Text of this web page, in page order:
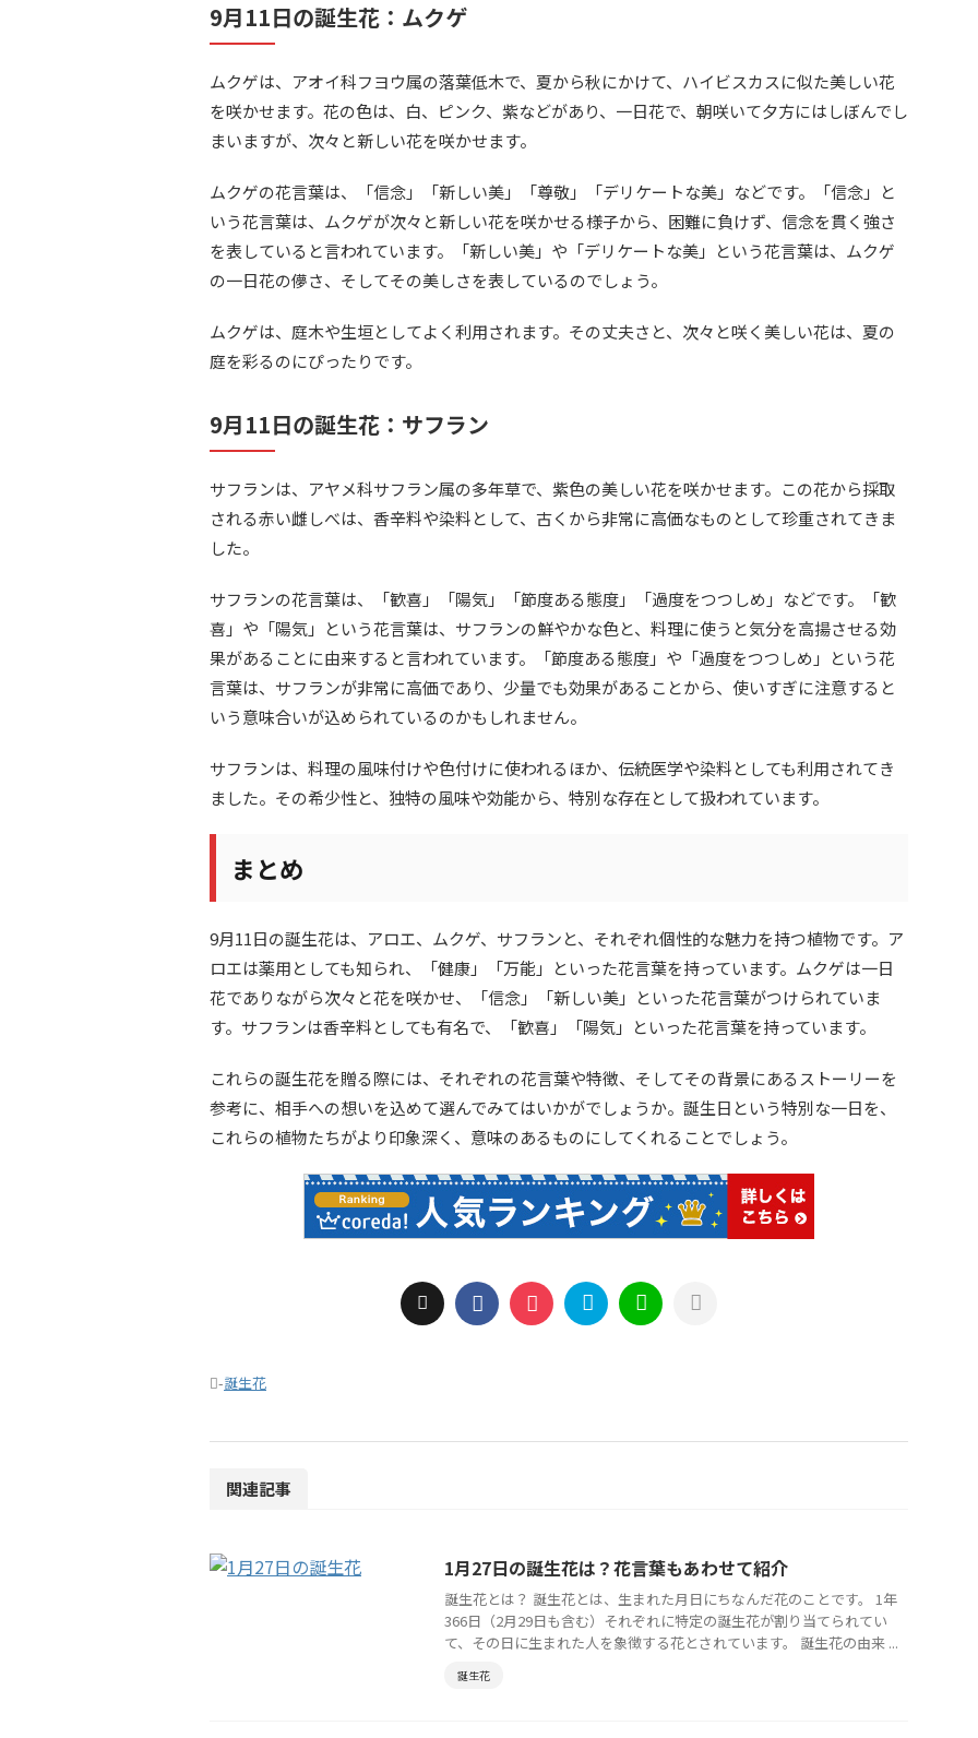
9月11日の誕生花：ムクゲ
ムクゲは、アオイ科フヨウ属の落葉低木で、夏から秋にかけて、ハイビスカスに似た美しい花
を咲かせます。花の色は、白、ピンク、紫などがあり、一日花で、朝咲いて夕方にはしぼんでし
まいますが、次々と新しい花を咲かせます。
ムクゲの花言葉は、「信念」「新しい美」「尊敬」「デリケートな美」などです。「信念」と
いう花言葉は、ムクゲが次々と新しい花を咲かせる様子から、困難に負けず、信念を貫く強さ
を表していると言われています。「新しい美」や「デリケートな美」という花言葉は、ムクゲ
の一日花の儚さ、そしてその美しさを表しているのでしょう。
ムクゲは、庭木や生垣としてよく利用されます。その丈夫さと、次々と咲く美しい花は、夏の
庭を彩るのにぴったりです。
9月11日の誕生花：サフラン
サフランは、アヤメ科サフラン属の多年草で、紫色の美しい花を咲かせます。この花から採取
される赤い雌しべは、香辛料や染料として、古くから非常に高価なものとして珍重されてきま
した。
サフランの花言葉は、「歓喜」「陽気」「節度ある態度」「過度をつつしめ」などです。「歓
喜」や「陽気」という花言葉は、サフランの鮮やかな色と、料理に使うと気分を高揚させる効
果があることに由来すると言われています。「節度ある態度」や「過度をつつしめ」という花
言葉は、サフランが非常に高価であり、少量でも効果があることから、使いすぎに注意すると
いう意味合いが込められているのかもしれません。
サフランは、料理の風味付けや色付けに使われるほか、伝統医学や染料としても利用されてき
ました。その希少性と、独特の風味や効能から、特別な存在として扱われています。
まとめ
9月11日の誕生花は、アロエ、ムクゲ、サフランと、それぞれ個性的な魅力を持つ植物です。ア
ロエは薬用としても知られ、「健康」「万能」といった花言葉を持っています。ムクゲは一日
花でありながら次々と花を咲かせ、「信念」「新しい美」といった花言葉がつけられていま
す。サフランは香辛料としても有名で、「歓喜」「陽気」といった花言葉を持っています。
これらの誕生花を贈る際には、それぞれの花言葉や特徴、そしてその背景にあるストーリーを
参考に、相手への想いを込めて選んでみてはいかがでしょうか。誕生日という特別な一日を、
これらの植物たちがより印象深く、意味のあるものにしてくれることでしょう。
-誕生花
関連記事
1月27日の誕生花は？花言葉もあわせて紹介
誕生花とは？ 誕生花とは、生まれた月日にちなんだ花のことです。 1年
366日（2月29日も含む）それぞれに特定の誕生花が割り当てられてい
て、その日に生まれた人を象徴する花とされています。 誕生花の由来 ...
誕生花